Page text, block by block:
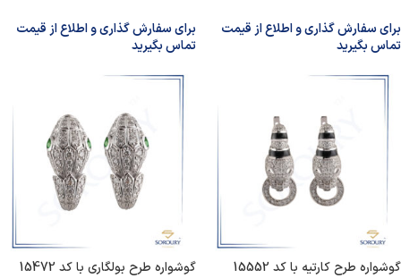
برای سفارش گذاری و اطلاع از قیمت
تماس بگیرید
برای سفارش گذاری و اطلاع از قیمت
تماس بگیرید
گوشواره طرح کارتیه با کد 15552 گوشواره طرح بولگاری با کد 15472